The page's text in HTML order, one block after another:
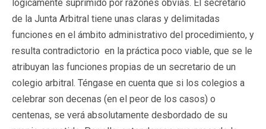
lógicamente suprimido por razones obvias. El secretario
de la Junta Arbitral tiene unas claras y delimitadas
funciones en el ámbito administrativo del procedimiento, y
resulta contradictorio en la práctica poco viable, que se le
atribuyan las funciones propias de un secretario de un
colegio arbitral. Téngase en cuenta que si los colegios a
celebrar son decenas (en el peor de los casos) o
centenas, se verá absolutamente desbordado de su